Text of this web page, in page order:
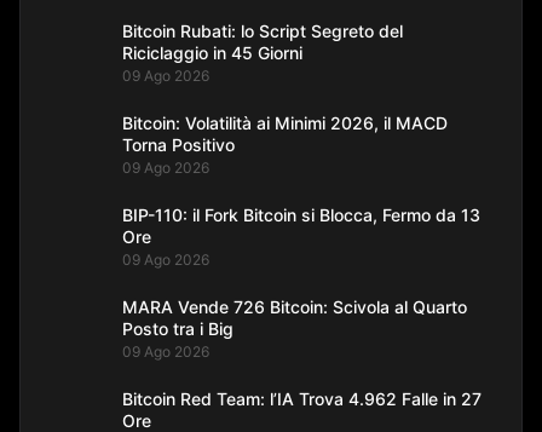
Bitcoin Rubati: lo Script Segreto del
Riciclaggio in 45 Giorni
09 Ago 2026
Bitcoin: Volatilità ai Minimi 2026, il MACD
Torna Positivo
09 Ago 2026
BIP-110: il Fork Bitcoin si Blocca, Fermo da 13
Ore
09 Ago 2026
MARA Vende 726 Bitcoin: Scivola al Quarto
Posto tra i Big
09 Ago 2026
Bitcoin Red Team: l’IA Trova 4.962 Falle in 27
Ore